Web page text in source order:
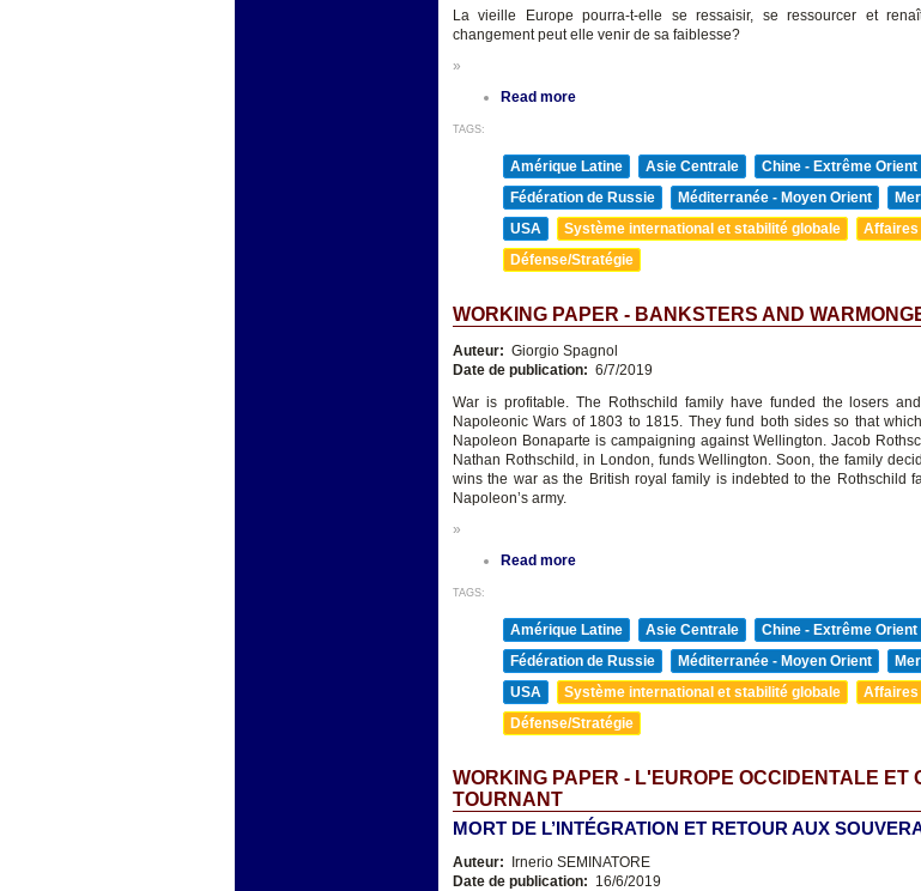
La vieille Europe pourra-t-elle se ressaisir, se ressourcer et
changement peut elle venir de sa faiblesse?
»
Read more
TAGS:
Amérique Latine Asie Centrale Chine - Extrême Orient
Fédération de Russie
Méditerranée - Moyen Orient
USA
Système international et stabilité globale
Affaires
Défense/Stratégie
WORKING PAPER - BANKSTERS AND
Auteur: Giorgio Spagnol
Date de publication: 6/7/2019
War is profitable. The Rothschild family have funded the losers
Napoleonic Wars of 1803 to 1815. They fund both sides so that
Napoleon Bonaparte is campaigning against Wellington. Jacob
Nathan Rothschild, in London, funds Wellington. Soon, the family
wins the war as the British royal family is indebted to the Rothschild
Napoleon’s army.
»
Read more
TAGS:
Amérique Latine Asie Centrale Chine - Extrême Orient
Fédération de Russie
Méditerranée - Moyen Orient
USA
Système international et stabilité globale
Affaires
Défense/Stratégie
WORKING PAPER - L'EUROPE OCCIDENTALE ET
TOURNANT
MORT DE L’INTÉGRATION ET RETOUR AUX
Auteur: Irnerio SEMINATORE
Date de publication: 16/6/2019